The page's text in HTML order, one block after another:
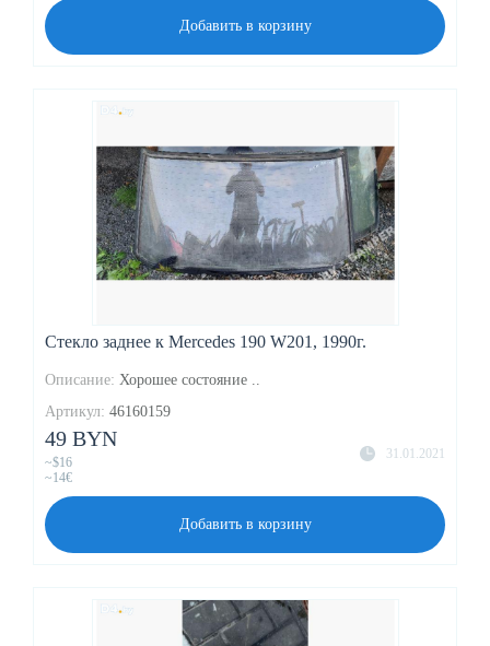
Добавить в корзину
Стекло заднее к Mercedes 190 W201, 1990г.
Описание: Хорошее состояние ..
Артикул: 46160159
31.01.2021
49 BYN
~$16
~14€
Добавить в корзину